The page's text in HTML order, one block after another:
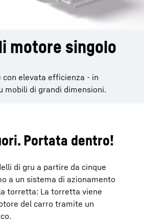
motore singolo
con elevata efficienza - in
mobili di grandi dimensioni.
Portata dentro!
di gru a partire da cinque
a un sistema di azionamento
torretta: La torretta viene
del carro tramite un